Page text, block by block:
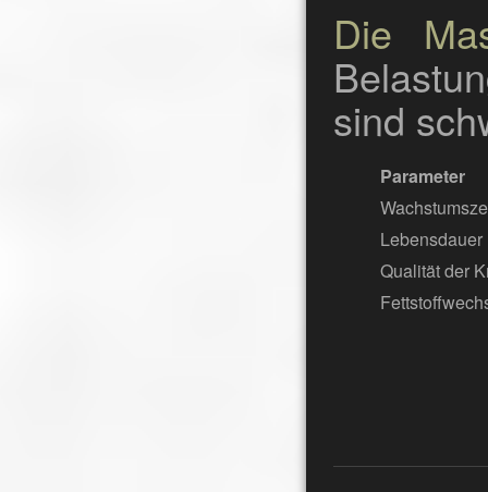
Die
sind
Parameter
Lebensdauer
Qualität der